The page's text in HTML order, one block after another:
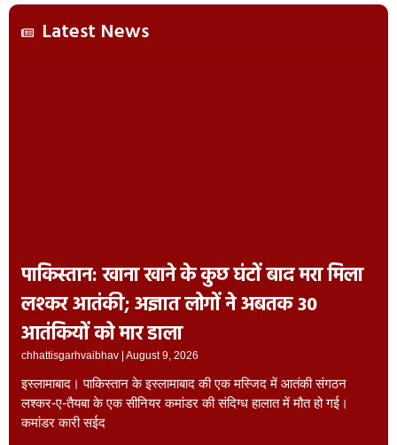
Latest News
पाकिस्तान: खाना खाने के कुछ घंटों बाद मरा मिला
लश्कर आतंकी; अज्ञात लोगों ने अबतक 30
आतंकियों को मार डाला
chhattisgarhvaibhav August 9, 2026
इस्लामाबाद। पाकिस्तान के इस्लामाबाद की एक मस्जिद में आतंकी संगठन
लश्कर-ए-तैयबा के एक सीनियर कमांडर की संदिग्ध हालात में मौत हो गई।
कमांडर कारी सईद